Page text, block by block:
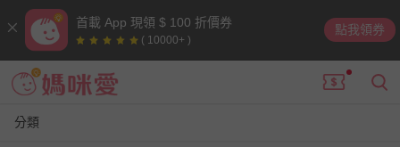
首載 App 現領 $ 100 折價券
( 10000+ )
點我領券
分類